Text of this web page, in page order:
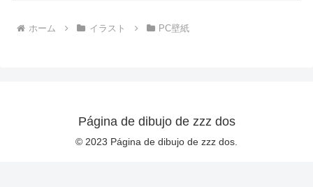
ホーム イラスト PC壁紙
Página de dibujo de zzz dos
© 2023 Página de dibujo de zzz dos.